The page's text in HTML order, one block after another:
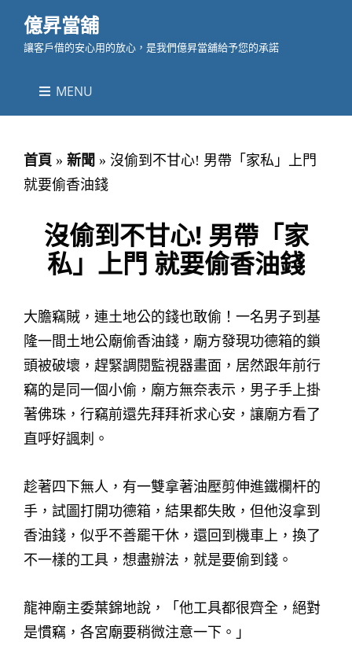
億昇當舖
讓客戶借的安心用的放心，是我們億昇當舖給予您的承諾
MENU
首頁 » 新聞 » 沒偷到不甘心! 男帶「家私」上門
就要偷香油錢
沒偷到不甘心! 男帶「家
私」上門 就要偷香油錢
大膽竊賊，連土地公的錢也敢偷！一名男子到基
隆一間土地公廟偷香油錢，廟方發現功德箱的鎖
頭被破壞，趕緊調閱監視器畫面，居然跟年前行
竊的是同一個小偷，廟方無奈表示，男子手上掛
著佛珠，行竊前還先拜拜祈求心安，讓廟方看了
直呼好諷刺。
趁著四下無人，有一雙拿著油壓剪伸進鐵欄杆的
手，試圖打開功德箱，結果都失敗，但他沒拿到
香油錢，似乎不善罷干休，還回到機車上，換了
不一樣的工具，想盡辦法，就是要偷到錢。
龍神廟主委葉錦地說，「他工具都很齊全，絕對
是慣竊，各宮廟要稍微注意一下。」